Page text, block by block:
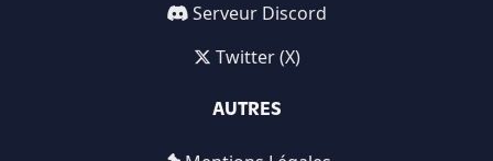
Serveur Discord
Twitter (X)
AUTRES